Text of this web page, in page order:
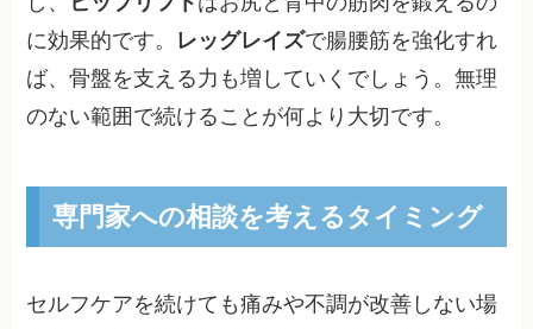
に効果的です。 レッグレイズで腸腰筋を強化すれ
ば、骨盤を支える力も増していくでしょう。無理
のない範囲で続けることが何より大切です。
専門家への相談を考えるタイミング
セルフケアを続けても痛みや不調が改善しない場